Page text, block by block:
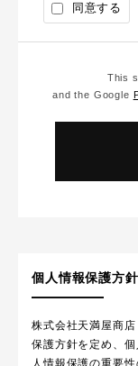
同意する
This
and the Google
個人情報保護方針
株式会社天満屋商
保護方針を定め、
人情報保護の重要